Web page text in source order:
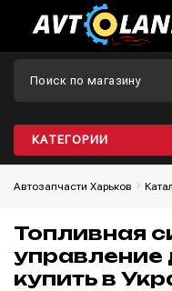
КАТЕГОРИИ
Автозапчасти Харьков
Топливная
управление
купить в